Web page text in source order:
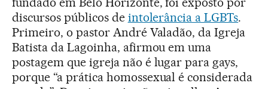
discursos públicos de intolerância a LGBTs.
Primeiro, o pastor André Valadão, da Igreja
Batista da Lagoinha, afirmou em uma
postagem que igreja não é lugar para gays,
porque “a prática homossexual é considerada